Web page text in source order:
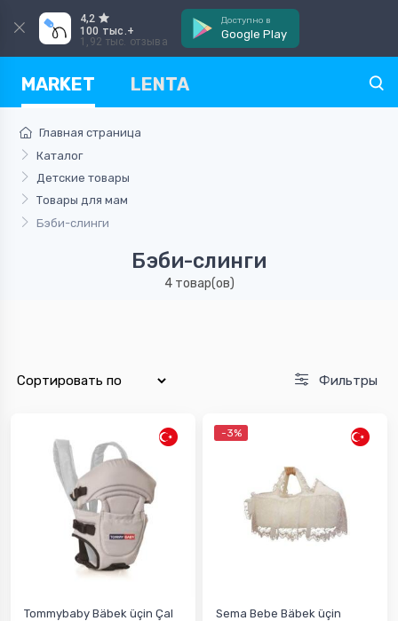
4,2
100 тыс.+
1,92 тыс. отзыва
Доступно в
Google Play
MARKET LENTA
Главная страница
Каталог
Детские товары
Товары для мам
Бэби-слинги
Бэби-слинги
4 товар(ов)
Фильтры
Tommybaby Bäbek üçin Çal
-3%
Sema Bebe Bäbek üçin